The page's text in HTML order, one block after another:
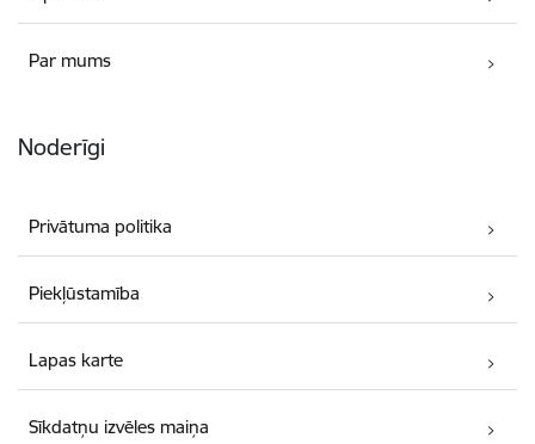
Par mums
Noderīgi
Privātuma politika
Piekļūstamība
Lapas karte
Sīkdatņu izvēles maiņa